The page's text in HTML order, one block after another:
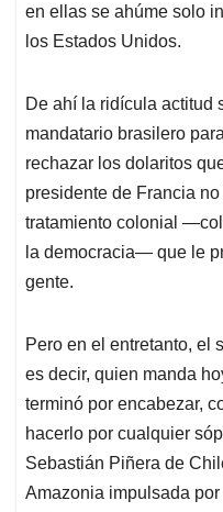
en ellas se ahúme solo
los Estados Unidos.
De ahí la ridícula actitud
mandatario brasilero
rechazar los dolaritos
presidente de Francia
tratamiento colonial
la democracia— que le
gente.
Pero en el entretanto, el
es decir, quien manda
terminó por encabezar,
hacerlo por cualquier
Sebastián Piñera de
Amazonia impulsada